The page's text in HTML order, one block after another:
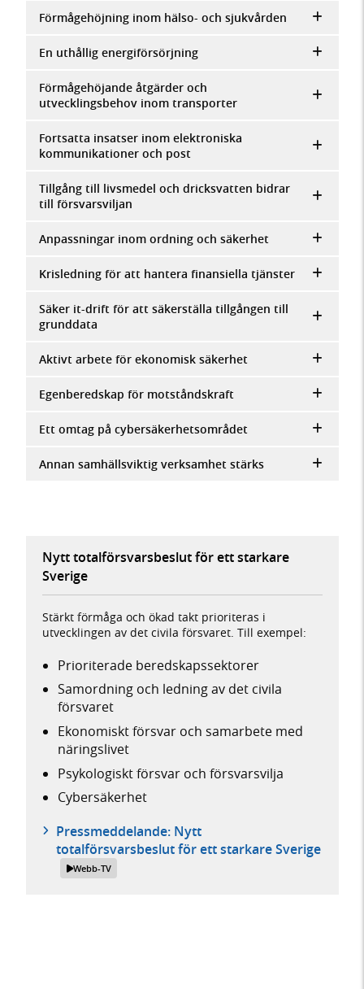
Förmågehöjning inom hälso- och sjukvården
En uthållig energiförsörjning
Förmågehöjande åtgärder och
utvecklingsbehov inom transporter
Fortsatta insatser inom elektroniska
kommunikationer och post
Tillgång till livsmedel och dricksvatten bidrar
till försvarsviljan
Anpassningar inom ordning och säkerhet
Krisledning för att hantera finansiella tjänster
Säker it-drift för att säkerställa tillgången till
grunddata
Aktivt arbete för ekonomisk säkerhet
Egenberedskap för motståndskraft
Ett omtag på cybersäkerhetsområdet
Annan samhällsviktig verksamhet stärks
Nytt totalförsvarsbeslut för ett starkare
Sverige
Stärkt förmåga och ökad takt prioriteras i
utvecklingen av det civila försvaret. Till exempel:
Prioriterade beredskapssektorer
Samordning och ledning av det civila
försvaret
Ekonomiskt försvar och samarbete med
näringslivet
Psykologiskt försvar och försvarsvilja
Cybersäkerhet
Pressmeddelande: Nytt
totalförsvarsbeslut för ett starkare Sverige
Webb-TV